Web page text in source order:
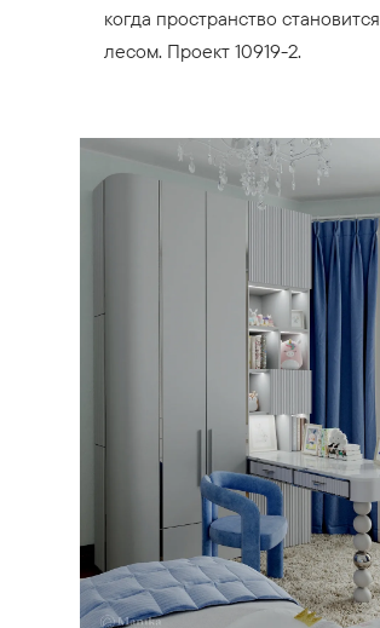
когда пространство становится
лесом. Проект 10919-2.